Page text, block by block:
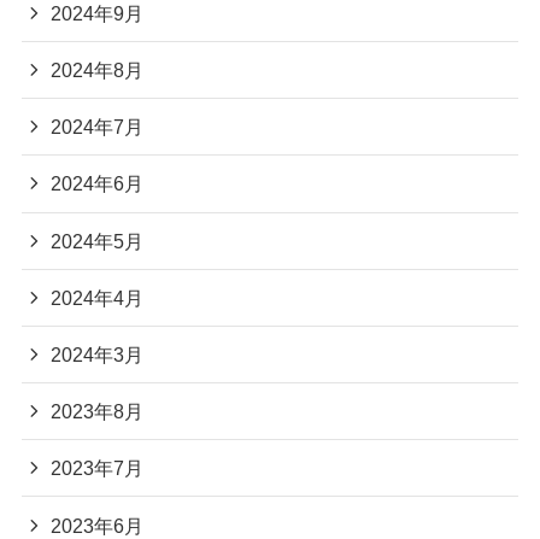
2024年9月
2024年8月
2024年7月
2024年6月
2024年5月
2024年4月
2024年3月
2023年8月
2023年7月
2023年6月